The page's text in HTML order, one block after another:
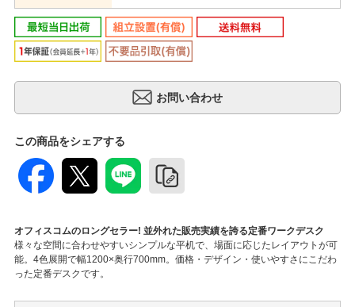
この商品をシェアする
オフィスコムのロングセラー! 並外れた販売実績を誇る定番ワークデスク
様々な空間に合わせやすいシンプルな平机で、場面に応じたレイアウトが可
能。4色展開で幅1200×奥行700mm。価格・デザイン・使いやすさにこだわ
った定番デスクです。